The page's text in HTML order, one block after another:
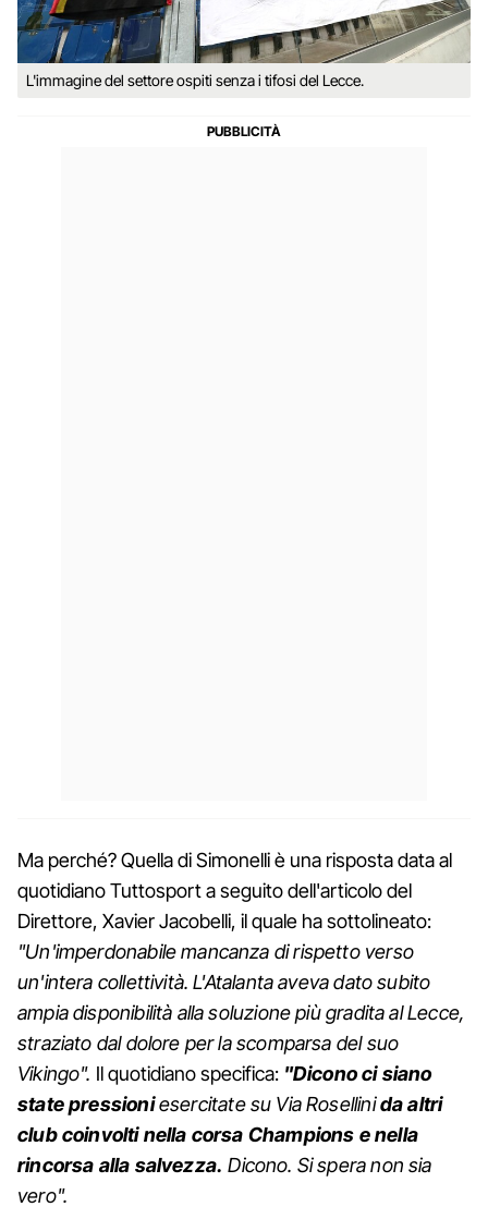
L'immagine del settore ospiti senza i tifosi del Lecce.
Ma perché? Quella di Simonelli è una risposta data al
quotidiano Tuttosport a seguito dell'articolo del
Direttore, Xavier Jacobelli, il quale ha sottolineato:
"Un'imperdonabile mancanza di rispetto verso
un'intera collettività. L'Atalanta aveva dato subito
ampia disponibilità alla soluzione più gradita al Lecce,
straziato dal dolore per la scomparsa del suo
Vikingo". Il quotidiano specifica: "Dicono ci siano
state pressioniesercitate su Via Rosellinida altri
club coinvolti nella corsa Champions e nella
rincorsa alla salvezza. Dicono. Si spera non sia
vero".